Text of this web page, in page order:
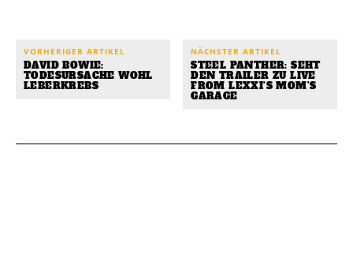
VORHERIGER ARTIKEL
DAVID BOWIE:
TODESURSACHE WOHL
LEBERKREBS
NÄCHSTER ARTIKEL
STEEL PANTHER: SEHT
DEN TRAILER ZU LIVE
FROM LEXXI’S MOM’S
GARAGE